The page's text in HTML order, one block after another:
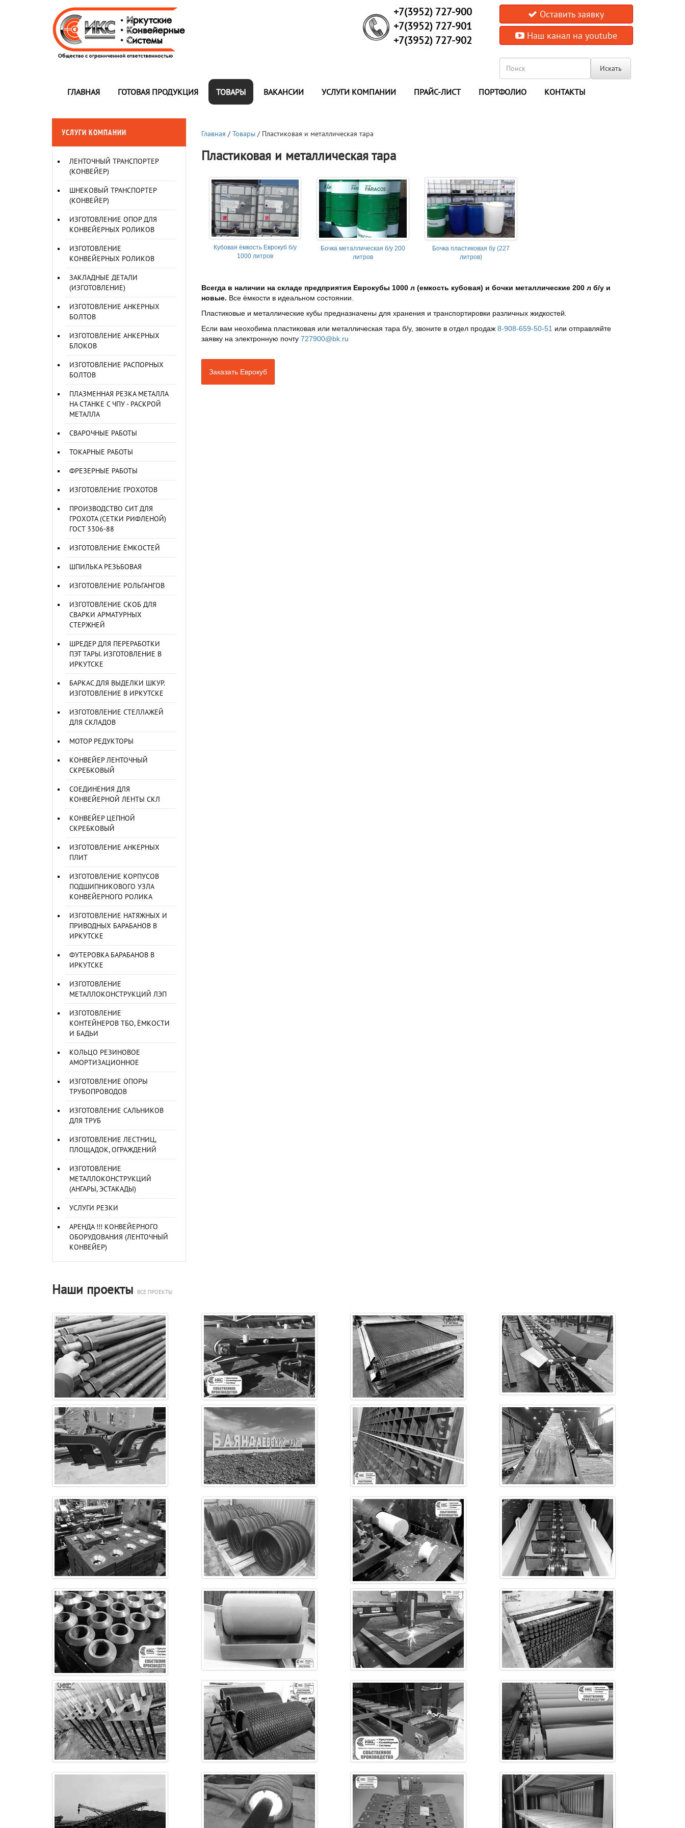
+7(3952) 727-900
+7(3952) 727-901
+7(3952) 727-902
Оставить заявку
Наш канал на youtube
Искать
ГЛАВНАЯ ГОТОВАЯ ПРОДУКЦИЯ ТОВАРЫ ВАКАНСИИ УСЛУГИ КОМПАНИИ ПРАЙС-ЛИСТ ПОРТФОЛИО КОНТАКТЫ
УСЛУГИ КОМПАНИИ
ЛЕНТОЧНЫЙ ТРАНСПОРТЕР
(КОНВЕЙЕР)
ШНЕКОВЫЙ ТРАНСПОРТЕР
(КОНВЕЙЕР)
ИЗГОТОВЛЕНИЕ ОПОР ДЛЯ
КОНВЕЙЕРНЫХ РОЛИКОВ
ИЗГОТОВЛЕНИЕ
КОНВЕЙЕРНЫХ РОЛИКОВ
ЗАКЛАДНЫЕ ДЕТАЛИ
(ИЗГОТОВЛЕНИЕ)
ИЗГОТОВЛЕНИЕ АНКЕРНЫХ
БОЛТОВ
ИЗГОТОВЛЕНИЕ АНКЕРНЫХ
БЛОКОВ
ИЗГОТОВЛЕНИЕ РАСПОРНЫХ
БОЛТОВ
ПЛАЗМЕННАЯ РЕЗКА МЕТАЛЛА
НА СТАНКЕ С ЧПУ - РАСКРОЙ
МЕТАЛЛА
СВАРОЧНЫЕ РАБОТЫ
ТОКАРНЫЕ РАБОТЫ
ФРЕЗЕРНЫЕ РАБОТЫ
ИЗГОТОВЛЕНИЕ ГРОХОТОВ
ПРОИЗВОДСТВО СИТ ДЛЯ
ГРОХОТА (СЕТКИ РИФЛЕНОЙ)
ГОСТ 3306-88
ИЗГОТОВЛЕНИЕ ЁМКОСТЕЙ
ШПИЛЬКА РЕЗЬБОВАЯ
ИЗГОТОВЛЕНИЕ РОЛЬГАНГОВ
ИЗГОТОВЛЕНИЕ СКОБ ДЛЯ
СВАРКИ АРМАТУРНЫХ
СТЕРЖНЕЙ
ШРЕДЕР ДЛЯ ПЕРЕРАБОТКИ
ПЭТ ТАРЫ. ИЗГОТОВЛЕНИЕ В
ИРКУТСКЕ
БАРКАС ДЛЯ ВЫДЕЛКИ ШКУР.
ИЗГОТОВЛЕНИЕ В ИРКУТСКЕ
ИЗГОТОВЛЕНИЕ СТЕЛЛАЖЕЙ
ДЛЯ СКЛАДОВ
МОТОР РЕДУКТОРЫ
КОНВЕЙЕР ЛЕНТОЧНЫЙ
СКРЕБКОВЫЙ
СОЕДИНЕНИЯ ДЛЯ
КОНВЕЙЕРНОЙ ЛЕНТЫ СКЛ
КОНВЕЙЕР ЦЕПНОЙ
СКРЕБКОВЫЙ
ИЗГОТОВЛЕНИЕ АНКЕРНЫХ
ПЛИТ
ИЗГОТОВЛЕНИЕ КОРПУСОВ
ПОДШИПНИКОВОГО УЗЛА
КОНВЕЙЕРНОГО РОЛИКА
ИЗГОТОВЛЕНИЕ НАТЯЖНЫХ И
ПРИВОДНЫХ БАРАБАНОВ В
ИРКУТСКЕ
ФУТЕРОВКА БАРАБАНОВ В
ИРКУТСКЕ
ИЗГОТОВЛЕНИЕ
МЕТАЛЛОКОНСТРУКЦИЙ ЛЭП
ИЗГОТОВЛЕНИЕ
КОНТЕЙНЕРОВ ТБО, ЁМКОСТИ
И БАДЬИ
КОЛЬЦО РЕЗИНОВОЕ
АМОРТИЗАЦИОННОЕ
ИЗГОТОВЛЕНИЕ ОПОРЫ
ТРУБОПРОВОДОВ
ИЗГОТОВЛЕНИЕ САЛЬНИКОВ
ДЛЯ ТРУБ
ИЗГОТОВЛЕНИЕ ЛЕСТНИЦ,
ПЛОЩАДОК, ОГРАЖДЕНИЙ
ИЗГОТОВЛЕНИЕ
МЕТАЛЛОКОНСТРУКЦИЙ
(АНГАРЫ, ЭСТАКАДЫ)
УСЛУГИ РЕЗКИ
АРЕНДА !!! КОНВЕЙЕРНОГО
ОБОРУДОВАНИЯ (ЛЕНТОЧНЫЙ
КОНВЕЙЕР)
Главная /Товары/ Пластиковая и металлическая тара
Пластиковая и металлическая тара
Кубовая ёмкость Еврокуб б/у
1000 литров
Бочка металлическая б/у 200
литров
Бочка пластиковая бу (227
литров)
Всегда в наличии на складе предприятия Еврокубы 1000 л (емкость кубовая) и бочки металлические 200 л б/у и
новые. Все ёмкости в идеальном состоянии.
Пластиковые и металлические кубы предназначены для хранения и транспортировки различных жидкостей.
Если вам неохобима пластиковая или металлическая тара б/у, звоните в отдел продаж 8-908-659-50-51 или отправляйте
заявку на электронную почту 727900@bk.ru
Заказать Еврокуб
Наши проекты ВСЕ ПРОЕКТЫ